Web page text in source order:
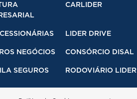
NEGÓCIOS
SEGUROS
CARLIDER
LIDER DRIVE
CONSÓRCIO DISAL
RODOVIÁRIO LIDER